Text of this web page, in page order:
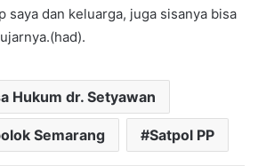
saya dan keluarga, juga sisanya bisa
Hukum dr. Setyawan
Semarang Satpol PP